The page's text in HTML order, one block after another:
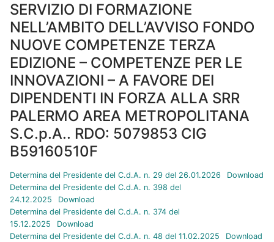
SERVIZIO DI FORMAZIONE
NELL’AMBITO DELL’AVVISO FONDO
NUOVE COMPETENZE TERZA
EDIZIONE – COMPETENZE PER LE
INNOVAZIONI – A FAVORE DEI
DIPENDENTI IN FORZA ALLA SRR
PALERMO AREA METROPOLITANA
S.C.p.A.. RDO: 5079853 CIG
B59160510F
Determina del Presidente del C.d.A. n. 29 del 26.01.2026
Download
Determina del Presidente del C.d.A. n. 398 del
24.12.2025
Download
Determina del Presidente del C.d.A. n. 374 del
15.12.2025
Download
Determina del Presidente del C.d.A. n. 48 del 11.02.2025
Download